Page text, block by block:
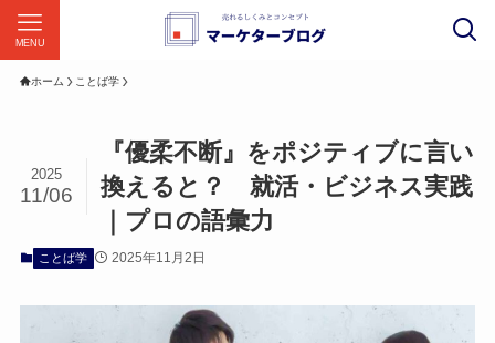
MENU
ホーム ことば学
『優柔不断』をポジティブに言い
換えると？ 就活・ビジネス実践
｜プロの語彙力
2025
11/06
ことば学 2025年11月2日